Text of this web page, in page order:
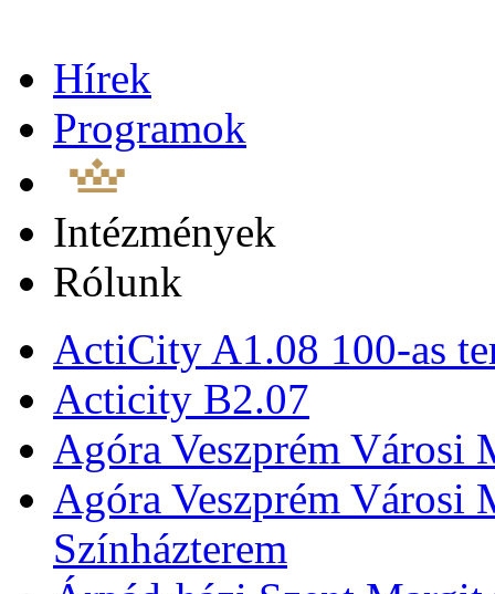
Hírek
Programok
Intézmények
Rólunk
ActiCity A1.08 100-as
Acticity B2.07
Agóra Veszprém Városi
Agóra Veszprém Városi
Színházterem